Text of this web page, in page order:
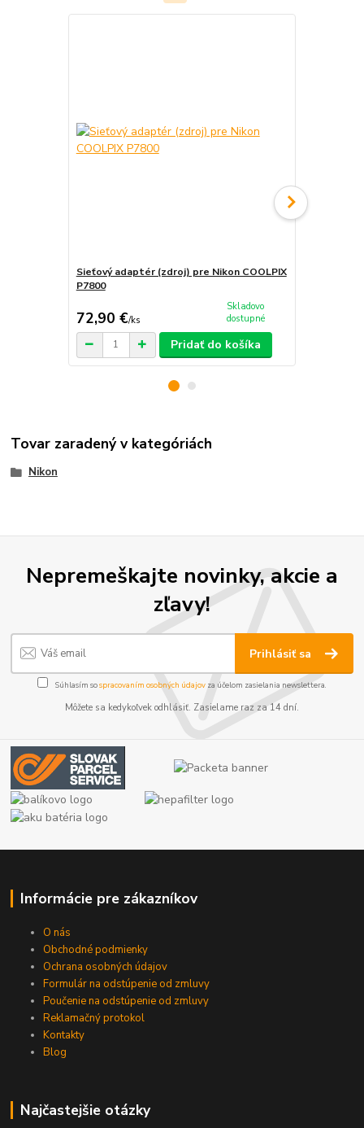
Sieťový adaptér (zdroj) pre Nikon COOLPIX
P7800
72,90 €/ks
Skladovo
dostupné
Pridať do košíka
Tovar zaradený v kategóriách
Nikon
Nepremeškajte novinky, akcie a
zľavy!
Prihlásiť sa
Súhlasím sospracovaním osobných údajov za účelom zasielania newslettera.
Môžete sa kedykoľvek odhlásiť. Zasielame raz za 14 dní.
Informácie pre zákazníkov
O nás
Obchodné podmienky
Ochrana osobných údajov
Formulár na odstúpenie od zmluvy
Poučenie na odstúpenie od zmluvy
Reklamačný protokol
Kontakty
Blog
Najčastejšie otázky